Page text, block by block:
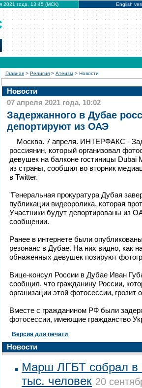
2021 года, 13:45 (МСК) English
Главная > Религия > Атеизм > Новости
Новости
07 апреля 2021 года, 10:02
Задержанного в Дубае
депортируют из ОАЭ
Москва. 7 апреля. ИНТЕРФАКС -
россиянин, который организовал
девушек на балконе гостиницы Dubai
из страны, сообщил во вторник
в Twitter.
"Генеральная прокуратура Дубая
публикации видеоролика, которая
Участники будут депортированы из
сообщении.
Ранее в интернете были
резонанс в Дубае. На них видно, как
обнаженных девушек позируют
Вице-консул России в Дубае Иван
сообщил, что гражданину России,
организации этой фотосессии, грозит
Вместе с гражданином РФ были
фотосессии, имеющие гражданство
Версия для печати
Новости
Марш ЛГБТ собрал в
тыс. человек 20